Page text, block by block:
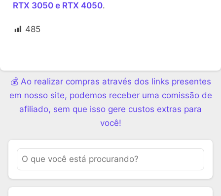
RTX 3050 e RTX 4050.
485
💰 Ao realizar compras através dos links presentes
em nosso site, podemos receber uma comissão de
afiliado, sem que isso gere custos extras para
você!